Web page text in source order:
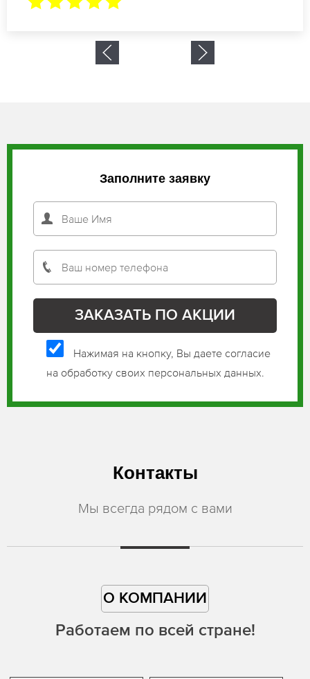
Заполните заявку
Нажимая на кнопку, Вы даете согласие
на обработку своих персональных данных.
Контакты
Мы всегда рядом с вами
О КОМПАНИИ
Работаем по всей стране!